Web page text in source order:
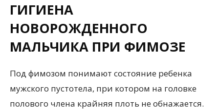
ГИГИЕНА
НОВОРОЖДЕННОГО
МАЛЬЧИКА ПРИ ФИМОЗЕ
Под фимозом понимают состояние ребенка
мужского пустотела, при котором на головке
полового члена крайняя плоть не обнажается.